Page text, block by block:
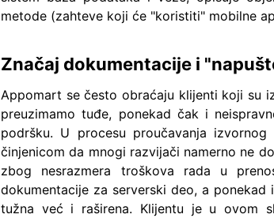
metode (zahteve koji će "koristiti" mobilne
Značaj dokumentacije i
Appomart se često obraćaju klijenti koji su
preuzimamo tuđe, ponekad čak i
podršku. U procesu proučavanja
činjenicom da mnogi razvijači namerno ne
zbog nesrazmera troškova rada u
dokumentacije za serverski deo, a
tužna već i raširena. Klijentu je u ovom